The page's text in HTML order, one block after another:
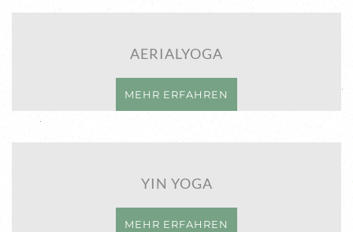
AERIALYOGA
MEHR ERFAHREN
YIN YOGA
MEHR ERFAHREN